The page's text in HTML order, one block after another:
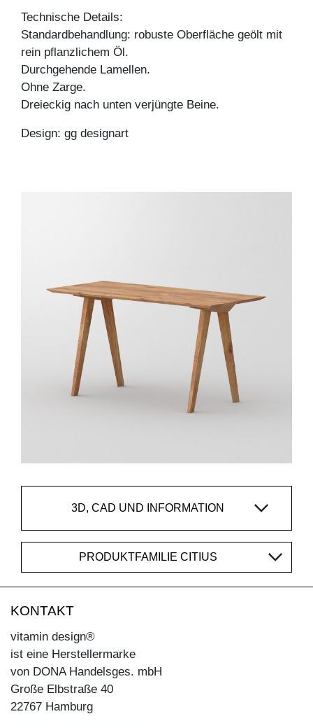
Technische Details:
Standardbehandlung: robuste Oberfläche geölt mit
rein pflanzlichem Öl.
Durchgehende Lamellen.
Ohne Zarge.
Dreieckig nach unten verjüngte Beine.
Design: gg designart
3D, CAD UND INFORMATION
PRODUKTFAMILIE CITIUS
KONTAKT
vitamin design®
ist eine Herstellermarke
von DONA Handelsges. mbH
Große Elbstraße 40
22767 Hamburg